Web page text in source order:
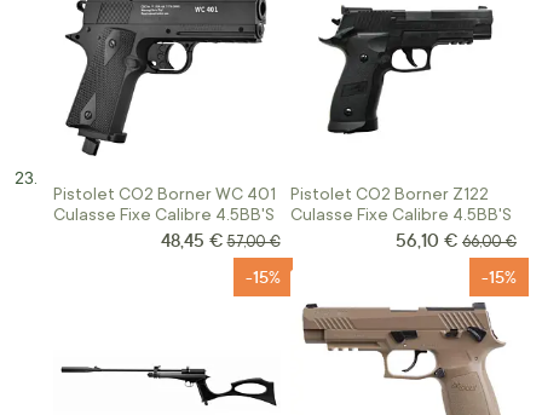
Pistolet CO2 Borner WC 401
Culasse Fixe Calibre 4.5BB'S
Prix Spécial
48,45 € Prix normal
57,00 €
Pistolet CO2 Borner Z122
Culasse Fixe Calibre 4.5BB'S
Prix Spécial
56,10 € Prix
66,00 €
-15% -15%